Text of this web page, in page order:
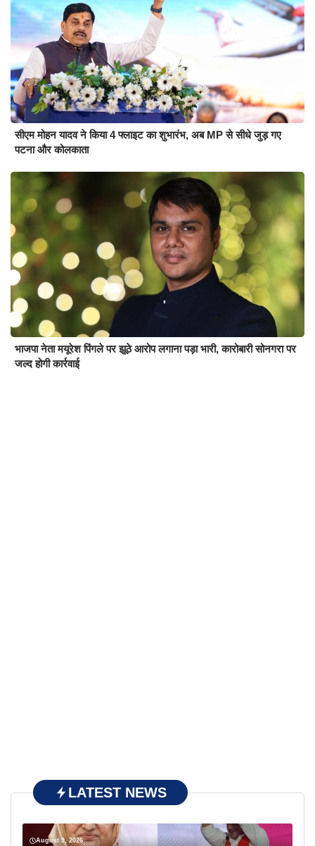
सीएम मोहन यादव ने किया 4 फ्लाइट का शुभारंभ, अब MP से सीधे जुड़ गए
पटना और कोलकाता
भाजपा नेता मयूरेश पिंगले पर झूठे आरोप लगाना पड़ा भारी, कारोबारी सोनगरा पर
जल्द होगी कार्रवाई
LATEST NEWS
August 9, 2026